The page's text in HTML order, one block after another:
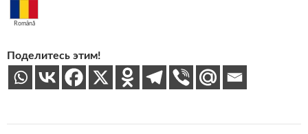
Română
Поделитесь этим!